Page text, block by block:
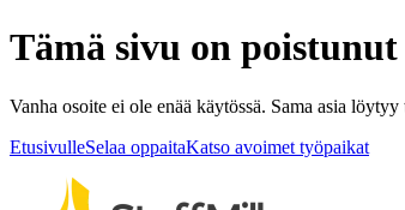
Tämä sivu on poistunut
Vanha osoite ei ole enää käytössä. Sama asia
EtusivulleSelaa oppaitaKatso avoimet työpaikat